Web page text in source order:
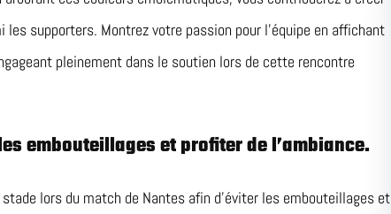
supporters. Montrez votre passion pour l’équipe en affichant
pleinement dans le soutien lors de cette rencontre
embouteillages et profiter de l’ambiance.
lors du match de Nantes afin d’éviter les embouteillages et